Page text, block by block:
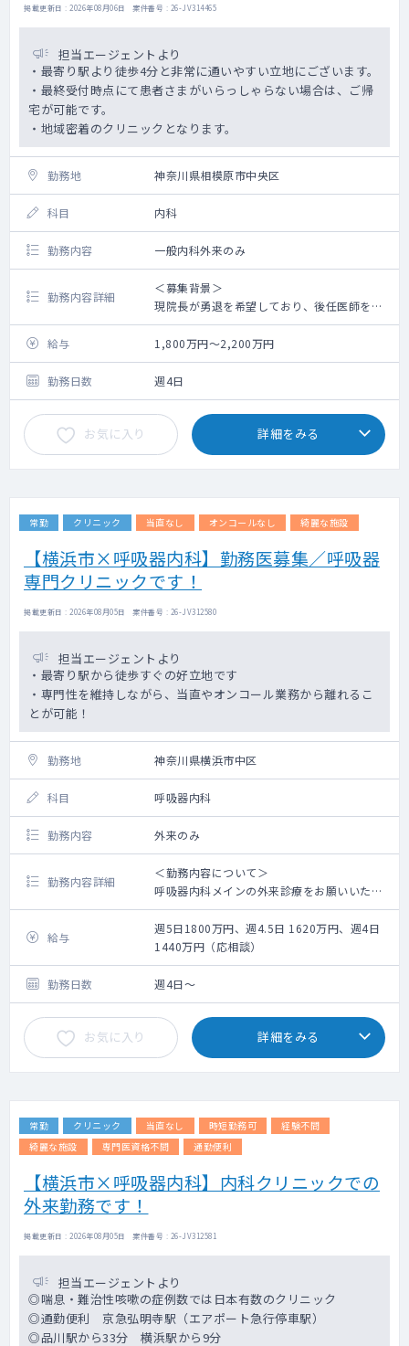
掲載更新日 : 2026年08月06日 案件番号 : 26-JV314465
担当エージェントより
・最寄り駅より徒歩4分と非常に通いやすい立地にございます。
・最終受付時点にて患者さまがいらっしゃらない場合は、ご帰
宅が可能です。
・地域密着のクリニックとなります。
勤務地 神奈川県相模原市中央区
科目 内科
勤務内容 一般内科外来のみ
勤務内容詳細
＜募集背景＞
現院長が勇退を希望しており、後任医師を募
集
＜概 要＞
【外来】時期により変動いたしますが、1日最
少30名～最多100名程度 ※受付終了17:00
時点で患者様がいらっしゃらない場合はご帰
宅可能です。
【その他】一般内科、呼吸器内科、内分泌代
謝内科、老人内科ご専門の先生ですと尚可。
候群検査、血液検査、血圧脈波検査、心電図
【カルテ】電子
給与 1,800万円～2,200万円
勤務日数 週4日
お気に入り 詳細をみる
常勤 クリニック 当直なし オンコールなし 綺麗な施設
【横浜市×呼吸器内科】勤務医募集／呼吸器
専門クリニックです！
掲載更新日 : 2026年08月05日 案件番号 : 26-JV312580
担当エージェントより
・最寄り駅から徒歩すぐの好立地です
・専門性を維持しながら、当直やオンコール業務から離れるこ
とが可能！
勤務地 神奈川県横浜市中区
科目 呼吸器内科
勤務内容 外来のみ
勤務内容詳細
＜勤務内容について＞
呼吸器内科メインの外来診療をお願いいたし
ます。
診療体制：1診体制 ※患者数次第で増診予定
病診連携が充実しており、検査依頼・救急搬
送はスムーズに行えます。
小児科の喘息などもお願いする場合がござい
ます。
神奈川県内の関連クリニックと兼務をお願い
することがあります。
給与
週5日1800万円、週4.5日 1620万円、週4日
1440万円（応相談）
勤務日数 週4日～
お気に入り 詳細をみる
常勤 クリニック 当直なし 時短勤務可
経験不問
綺麗な施設
専門医資格不問 通勤便利
【横浜市×呼吸器内科】内科クリニックでの
外来勤務です！
掲載更新日 : 2026年08月05日 案件番号 : 26-JV312581
担当エージェントより
◎喘息・難治性咳嗽の症例数では日本有数のクリニック
◎通勤便利 京急弘明寺駅（エアポート急行停車駅）
◎品川駅から33分 横浜駅から9分